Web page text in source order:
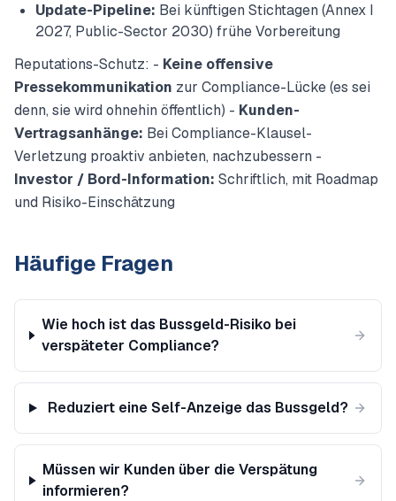
Update-Pipeline: Bei künftigen Stichtagen (Annex I
2027, Public-Sector 2030) frühe Vorbereitung
Reputations-Schutz: - Keine offensive
Pressekommunikation zur Compliance-Lücke (es sei
denn, sie wird ohnehin öffentlich) - Kunden-
Vertragsanhänge: Bei Compliance-Klausel-
Verletzung proaktiv anbieten, nachzubessern -
Investor / Bord-Information: Schriftlich, mit Roadmap
und Risiko-Einschätzung
Häufige Fragen
Wie hoch ist das Bussgeld-Risiko bei
verspäteter Compliance?
Reduziert eine Self-Anzeige das Bussgeld?
Müssen wir Kunden über die Verspätung
informieren?